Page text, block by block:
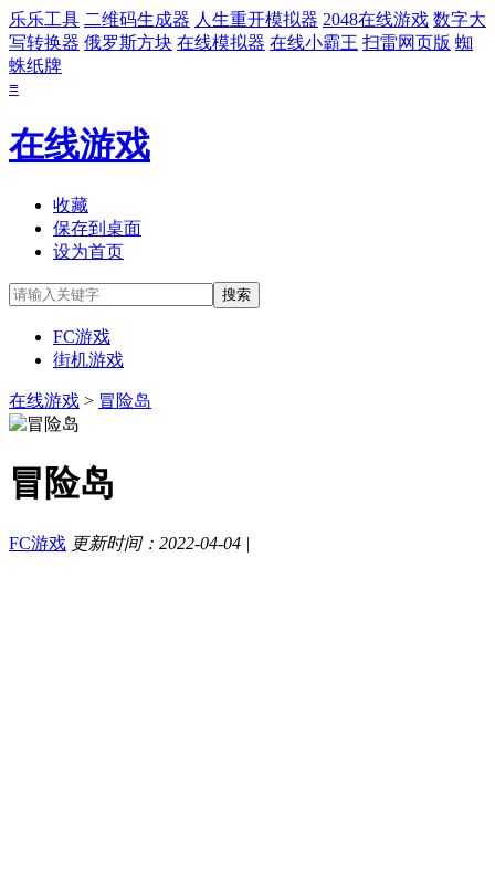
乐乐工具 二维码生成器 人生重开模拟器 2048在线游戏 数字大
写转换器 俄罗斯方块 在线模拟器 在线小霸王 扫雷网页版 蜘
蛛纸牌
≡
在线游戏
收藏
保存到桌面
设为首页
FC游戏
街机游戏
在线游戏 > 冒险岛
冒险岛
FC游戏 更新时间：2022-04-04 |